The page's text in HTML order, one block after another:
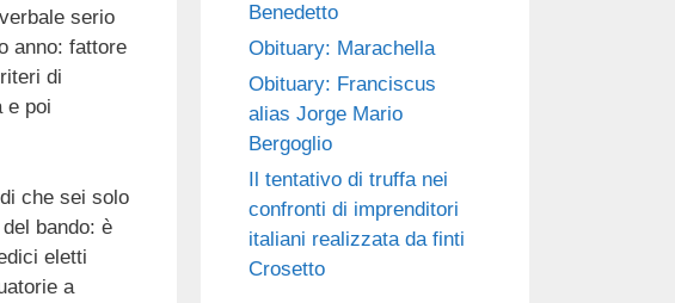
serio
anno: fattore
di
e poi
che sei solo
bando: è
eletti
a
Benedetto
Obituary: Marachella
Obituary: Franciscus
alias Jorge Mario
Bergoglio
Il tentativo di truffa nei
confronti di imprenditori
italiani realizzata da finti
Crosetto